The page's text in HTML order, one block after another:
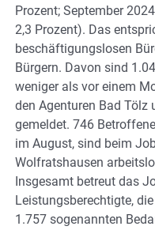
Prozent; September
2,3 Prozent). Das
beschäftigungslosen
Bürgern. Davon sind
weniger als vor einem
den Agenturen Bad Tölz
gemeldet. 746
im August, sind beim
Wolfratshausen
Insgesamt betreut das
Leistungsberechtigte,
1.757 sogenannten